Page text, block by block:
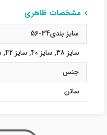
مشخصات ظاهری
سایز بندی34-56
سایز 38
, سایز 40 , سایز 42 ,
جنس
ساتن